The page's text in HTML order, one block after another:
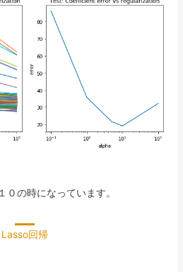
の時になっています。
Lasso回帰